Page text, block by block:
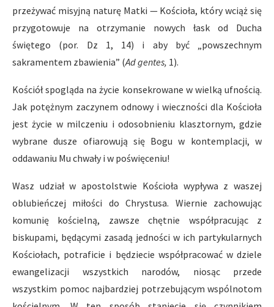
przeżywać misyjną naturę Matki — Kościoła, który wciąż się
przygotowuje na otrzymanie nowych łask od Ducha
świętego (por. Dz 1, 14) i aby być „powszechnym
sakramentem zbawienia” (Ad gentes, 1).
Kościół spogląda na życie konsekrowane w wielką ufnością.
Jak potężnym zaczynem odnowy i wieczności dla Kościoła
jest życie w milczeniu i odosobnieniu klasztornym, gdzie
wybrane dusze ofiarowują się Bogu w kontemplacji, w
oddawaniu Mu chwały i w poświęceniu!
Wasz udział w apostolstwie Kościoła wypływa z waszej
oblubieńczej miłości do Chrystusa. Wiernie zachowując
komunię kościelną, zawsze chętnie współpracując z
biskupami, będącymi zasadą jedności w ich partykularnych
Kościołach, potraficie i będziecie współpracować w dziele
ewangelizacji wszystkich narodów, niosąc przede
wszystkim pomoc najbardziej potrzebującym wspólnotom